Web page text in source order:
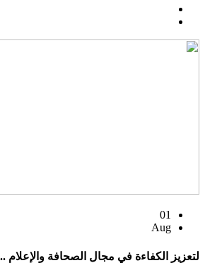
01
Aug
لتعزيز الكفاءة في مجال الصحافة